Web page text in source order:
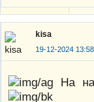
kisa
19-12-2024
На